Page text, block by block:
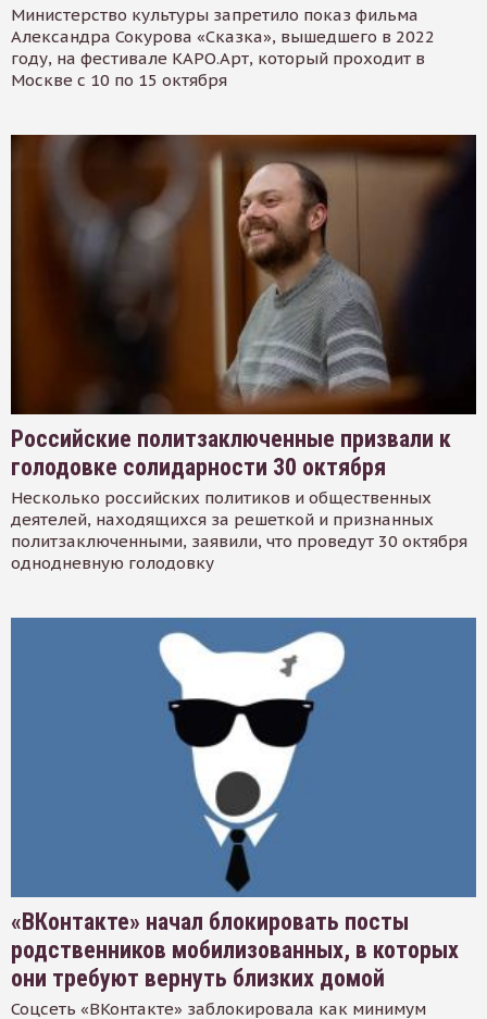
Министерство культуры запретило показ фильма
Александра Сокурова «Сказка», вышедшего в 2022
году, на фестивале КАРО.Арт, который проходит в
Москве с 10 по 15 октября
Российские политзаключенные призвали к
голодовке солидарности 30 октября
Несколько российских политиков и общественных
деятелей, находящихся за решеткой и признанных
политзаключенными, заявили, что проведут 30 октября
однодневную голодовку
«ВКонтакте» начал блокировать посты
родственников мобилизованных, в которых
они требуют вернуть близких домой
Соцсеть «ВКонтакте» заблокировала как минимум